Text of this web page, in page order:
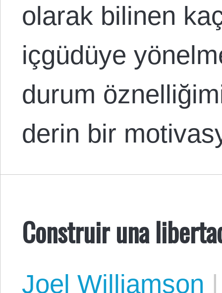
olarak bilinen
içgüdüye
durum
derin bir
Construir una
Joel Williamson |